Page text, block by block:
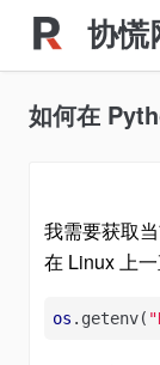
协慌
如何在
我需要获取
在 Linux 上
os .getenv(